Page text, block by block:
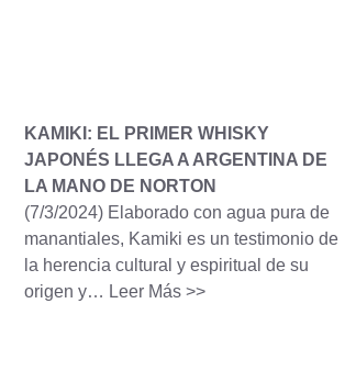
KAMIKI: EL PRIMER WHISKY
JAPONÉS LLEGA A ARGENTINA DE
LA MANO DE NORTON
(7/3/2024) Elaborado con agua pura de
manantiales, Kamiki es un testimonio de
la herencia cultural y espiritual de su
origen y… Leer Más >>